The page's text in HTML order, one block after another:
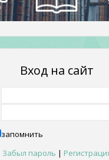
Вход на сайт
запомнить
Забыл пароль |